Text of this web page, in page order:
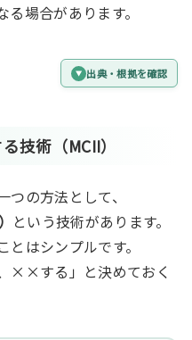
場合があります。
出典・根拠を確認
技術（MCII）
の方法として、
という技術があります。
はシンプルです。
××する」と決めておく